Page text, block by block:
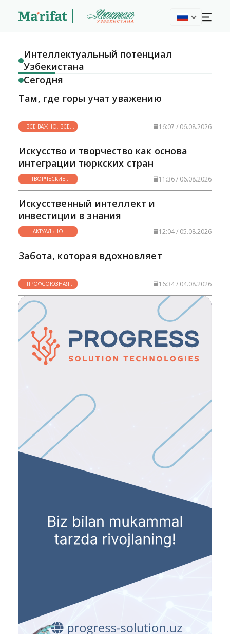
Интеллектуальный потенциал
Узбекистана
Сегодня
Там, где горы учат уважению
ВСЕ ВАЖНО, ВСЕ
НУЖНО
16:07 / 06.08.2026
Искусство и творчество как основа
интеграции тюркских стран
ТВОРЧЕСКИЕ
ГОРИЗОНТЫ
11:36 / 06.08.2026
Искусственный интеллект и
инвестиции в знания
АКТУАЛЬНО 12:04 / 05.08.2026
Забота, которая вдохновляет
ПРОФСОЮЗНАЯ
ЖИЗНЬ
16:34 / 04.08.2026